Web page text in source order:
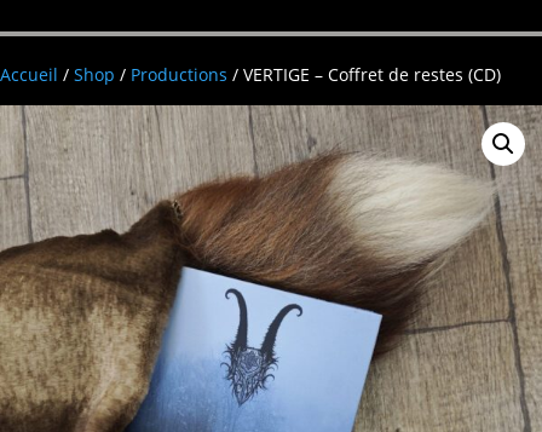
Accueil / Shop / Productions / VERTIGE – Coffret de restes (CD)